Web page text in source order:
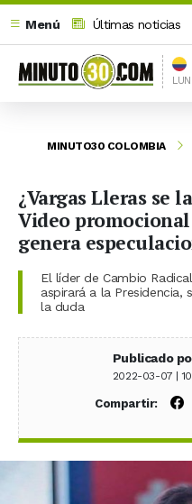
Menú
Últimas noticias
MINUTO30 COLOMBIA
¿Vargas Lleras se
Video
genera
El líder de Cambio
aspirará a la Presidencia,
la duda
Publicado
2022-03-07 |
Compartir: